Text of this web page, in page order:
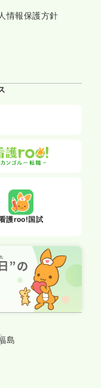
情報保護方針
護roo!国試
島